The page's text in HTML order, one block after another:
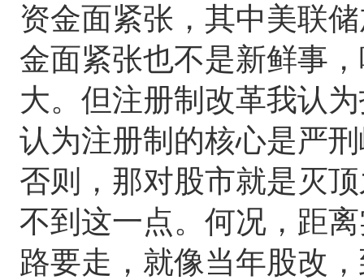
资金面紧张，其中美联
金面紧张也不是新鲜事
大。但注册制改革我认
认为注册制的核心是严
否则，那对股市就是灭
不到这一点。何况，距
路要走，就像当年股改